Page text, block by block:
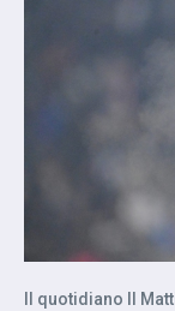
Il quotidiano Il